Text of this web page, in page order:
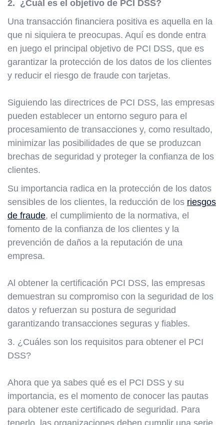
2. ¿Cuál es el objetivo de PCI DSS?
Una transacción financiera positiva es aquella en la
que ni siquiera te preocupas. Aquí es donde entra
en juego el principal objetivo de PCI DSS, que es
garantizar la protección de los datos de los clientes
y reducir el riesgo de fraude con tarjetas.
Siguiendo las directrices de PCI DSS, las empresas
pueden establecer un entorno seguro para el
procesamiento de transacciones y, como resultado,
minimizar las posibilidades de que se produzcan
brechas de seguridad y proteger la confianza de los
clientes.
Su importancia radica en la protección de los datos
sensibles de los clientes, la reducción de los riesgos
de fraude, el cumplimiento de la normativa, el
fomento de la confianza de los clientes y la
prevención de daños a la reputación de una
empresa.
Al obtener la certificación PCI DSS, las empresas
demuestran su compromiso con la seguridad de los
datos y refuerzan su postura de seguridad
garantizando transacciones seguras y fiables.
3. ¿Cuáles son los requisitos para obtener el PCI
DSS?
Ahora que ya sabes qué es el PCI DSS y su
importancia, es el momento de conocer las pautas
para obtener este certificado de seguridad. Para